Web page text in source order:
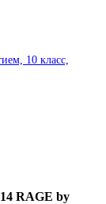
10 класс,
RAGE by